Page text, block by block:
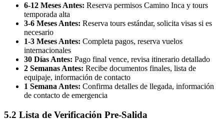
6-12 Meses Antes: Reserva permisos Camino Inca y tours
temporada alta
3-6 Meses Antes: Reserva tours estándar, solicita visas si es
necesario
1-3 Meses Antes: Completa pagos, reserva vuelos
internacionales
30 Días Antes: Pago final vence, revisa itinerario detallado
2 Semanas Antes: Recibe documentos finales, lista de
equipaje, información de contacto
1 Semana Antes: Confirma detalles de llegada, información
de contacto de emergencia
5.2 Lista de Verificación Pre-Salida